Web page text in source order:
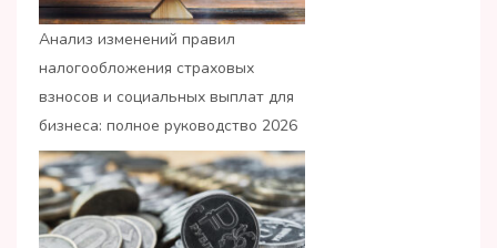
Анализ изменений правил
налогообложения страховых
взносов и социальных выплат для
бизнеса: полное руководство 2026